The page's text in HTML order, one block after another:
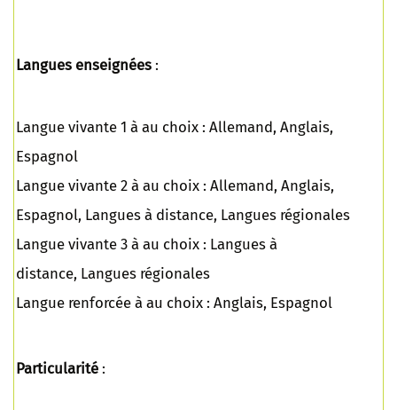
Langues enseignées :
Langue vivante 1 à au choix : Allemand, Anglais,
Espagnol
Langue vivante 2 à au choix : Allemand, Anglais,
Espagnol, Langues à distance, Langues régionales
Langue vivante 3 à au choix : Langues à
distance, Langues régionales
Langue renforcée à au choix : Anglais, Espagnol
Particularité :